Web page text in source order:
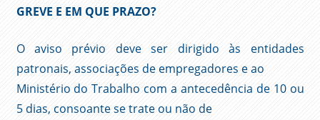
GREVE E EM QUE PRAZO?
O aviso prévio deve ser dirigido às entidades
patronais, associações de empregadores e ao
Ministério do Trabalho com a antecedência de 10 ou
5 dias, consoante se trate ou não de